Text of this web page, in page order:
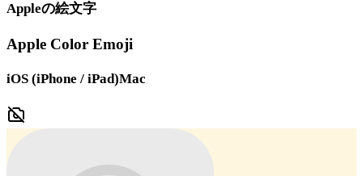
Appleの絵文字
Apple Color Emoji
iOS (iPhone / iPad)Mac